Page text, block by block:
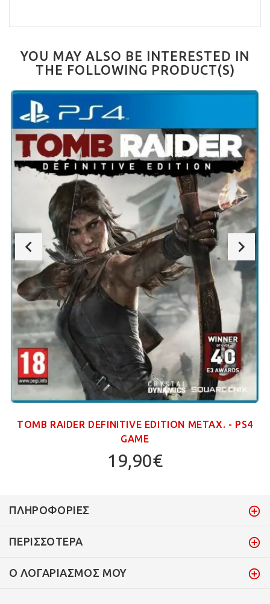
YOU MAY ALSO BE INTERESTED IN
THE FOLLOWING PRODUCT(S)
TOMB RAIDER DEFINITIVE EDITION ΜΕΤΑΧ. - PS4
GAME
19,90€
ΠΛΗΡΟΦΟΡΊΕΣ
ΠΕΡΙΣΣΌΤΕΡΑ
Ο ΛΟΓΑΡΙΑΣΜΌΣ ΜΟΥ